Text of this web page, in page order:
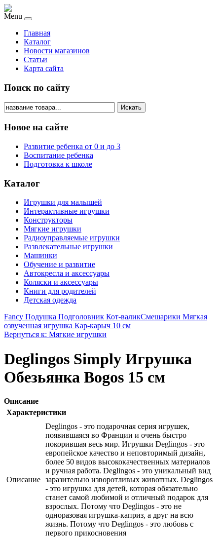
Menu
Главная
Каталог
Новости магазинов
Статьи
Карта сайта
Поиск по сайту
Искать
Новое на сайте
Развитие ребенка от 0 и до 3
Воспитание ребенка
Подготовка к школе
Каталог
Игрушки для малышей
Интерактивные игрушки
Конструкторы
Мягкие игрушки
Радиоуправляемые игрушки
Развлекательные игрушки
Машинки
Обучение и развитие
Автокресла и аксессуары
Коляски и аксессуары
Книги для родителей
Детская одежда
Fancy Подушка Подголовник Кот-валикСмешарики Мягкая
озвученная игрушка Кар-карыч 10 см
Вернуться к: Мягкие игрушки
Deglingos Simply Игрушка
Обезьянка Bogos 15 см
Описание
Характеристики
Описание
Deglingos - это подарочная серия игрушек,
появившаяся во Франции и очень быстро
покорившая весь мир. Игрушки Deglingos - это
европейское качество и неповторимый дизайн,
более 50 видов высококачественных материалов
и ручная работа. Deglingos - это уникальный вид
заразительно изворотливых животных. Deglingos
- это игрушка для детей, которая обязательно
станет самой любимой и отличный подарок для
взрослых. Потому что Deglingos - это не
одноразовая игрушка-каприз, а друг на всю
жизнь. Потому что Deglingos - это любовь с
первого прикосновения